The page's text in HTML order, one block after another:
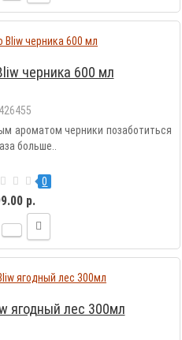
черника 600 мл
ароматом черники позаботиться
больше..
0
р.
ягодный лес 300мл